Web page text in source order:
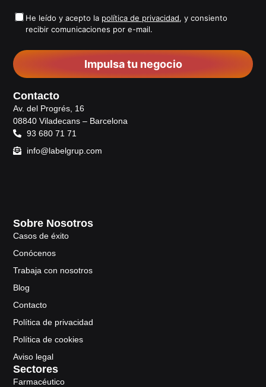
Sobre Nosotros
Casos de éxito
Conócenos
Trabaja con nosotros
Blog
Contacto
Política de privacidad
Política de cookies
Aviso legal
Sectores
Farmacéutico
He leído y acepto la política de privacidad, y consiento
recibir comunicaciones por e-mail.
Impulsa tu negocio
Contacto
Av. del Progrés, 16
08840 Viladecans – Barcelona
93 680 71 71
info@labelgrup.com